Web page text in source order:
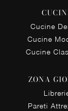
Cucine
Cucine
Cucine
ZONA
Pareti